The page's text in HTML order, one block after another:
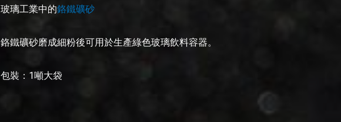
玻璃工業中的鉻鐵礦砂
鉻鐵礦砂磨成細粉後可用於生產綠色玻璃飲料容器。
包裝：1噸大袋